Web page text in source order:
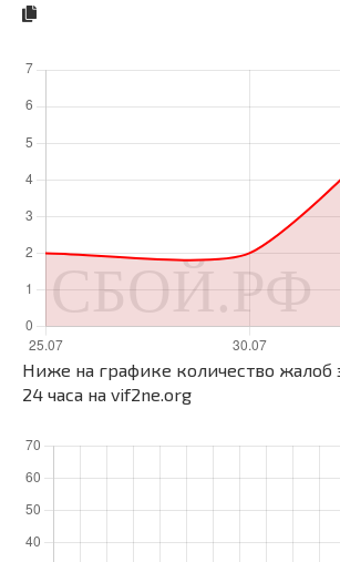
Ниже на графике количество жалоб
24 часа на vif2ne.org